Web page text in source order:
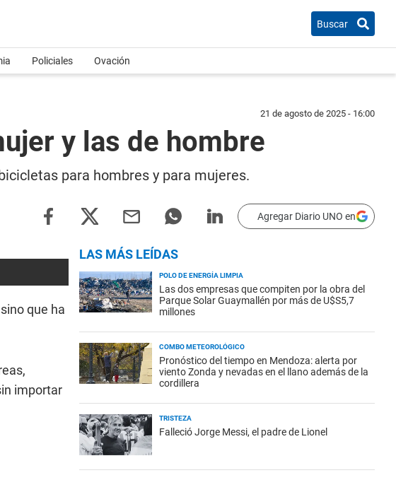
Buscar
Policiales Ovación
21 de agosto de 2025 - 16:00
y las de hombre
para hombres y para mujeres.
Agregar Diario UNO en
que ha
importar
LAS MÁS LEÍDAS
POLO DE ENERGÍA LIMPIA
Las dos empresas que compiten por la obra del
Parque Solar Guaymallén por más de U$S5,7
millones
COMBO METEOROLÓGICO
Pronóstico del tiempo en Mendoza: alerta por
viento Zonda y nevadas en el llano además de la
cordillera
TRISTEZA
Falleció Jorge Messi, el padre de Lionel